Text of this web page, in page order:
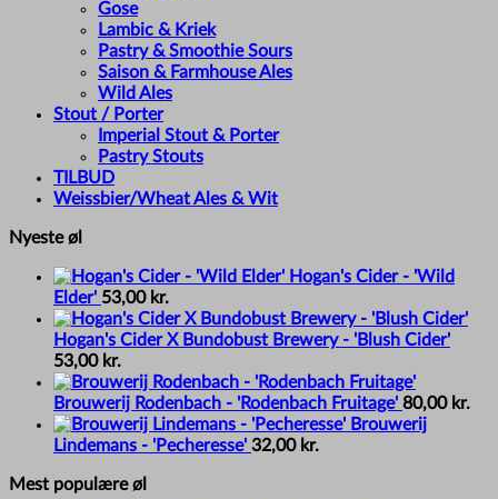
Gose
Lambic & Kriek
Pastry & Smoothie Sours
Saison & Farmhouse Ales
Wild Ales
Stout / Porter
Imperial Stout & Porter
Pastry Stouts
TILBUD
Weissbier/Wheat Ales & Wit
Nyeste øl
Hogan's Cider - 'Wild
Elder' 53,00 kr.
Hogan's Cider X Bundobust Brewery - 'Blush Cider'
53,00 kr.
Brouwerij Rodenbach - 'Rodenbach Fruitage' 80,00 kr.
Brouwerij
Lindemans - 'Pecheresse' 32,00 kr.
Mest populære øl